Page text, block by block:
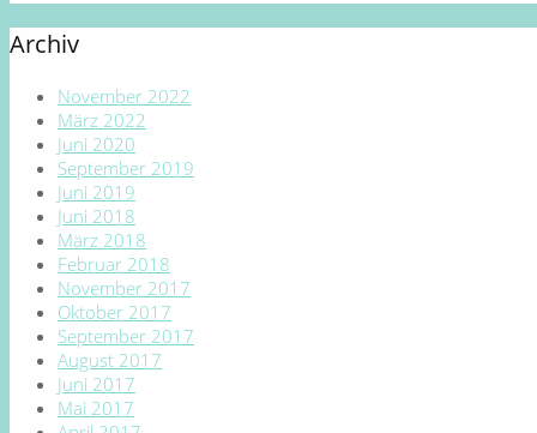
Archiv
November 2022
März 2022
Juni 2020
September 2019
Juni 2019
Juni 2018
März 2018
Februar 2018
November 2017
Oktober 2017
September 2017
August 2017
Juni 2017
Mai 2017